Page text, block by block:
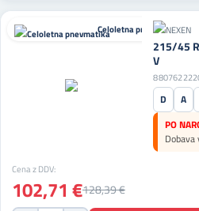
Celoletna pnevmatika
215/45
V
D A
PO
Cena z DDV:
102,71 €128,39 €